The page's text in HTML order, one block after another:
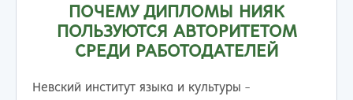
ПОЧЕМУ ДИПЛОМЫ НИЯК
ПОЛЬЗУЮТСЯ АВТОРИТЕТОМ
СРЕДИ РАБОТОДАТЕЛЕЙ
Невский институт языка и культуры -